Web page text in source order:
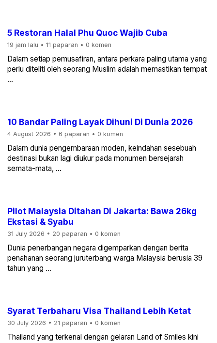
5 Restoran Halal Phu Quoc Wajib Cuba
19 jam lalu • 11 paparan • 0 komen
Dalam setiap pemusafiran, antara perkara paling utama yang
perlu diteliti oleh seorang Muslim adalah memastikan tempat
...
10 Bandar Paling Layak Dihuni Di Dunia 2026
4 August 2026 • 6 paparan • 0 komen
Dalam dunia pengembaraan moden, keindahan sesebuah
destinasi bukan lagi diukur pada monumen bersejarah
semata-mata, ...
Pilot Malaysia Ditahan Di Jakarta: Bawa 26kg
Ekstasi & Syabu
31 July 2026 • 20 paparan • 0 komen
Dunia penerbangan negara digemparkan dengan berita
penahanan seorang juruterbang warga Malaysia berusia 39
tahun yang ...
Syarat Terbaharu Visa Thailand Lebih Ketat
30 July 2026 • 21 paparan • 0 komen
Thailand yang terkenal dengan gelaran Land of Smiles kini